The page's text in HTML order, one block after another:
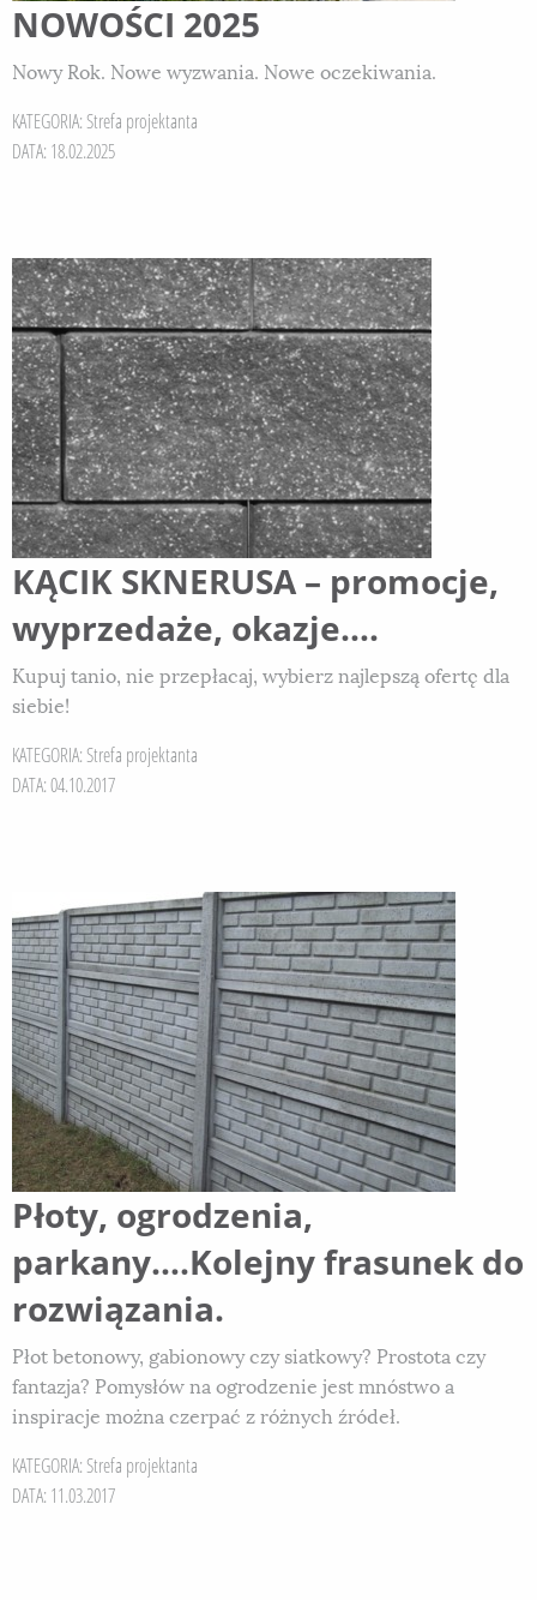
NOWOŚCI 2025
Nowy Rok. Nowe wyzwania. Nowe oczekiwania.
KATEGORIA: Strefa projektanta
DATA: 18.02.2025
KĄCIK SKNERUSA – promocje,
wyprzedaże, okazje….
Kupuj tanio, nie przepłacaj, wybierz najlepszą ofertę dla
siebie!
KATEGORIA: Strefa projektanta
DATA: 04.10.2017
Płoty, ogrodzenia,
parkany….Kolejny frasunek do
rozwiązania.
Płot betonowy, gabionowy czy siatkowy? Prostota czy
fantazja? Pomysłów na ogrodzenie jest mnóstwo a
inspiracje można czerpać z różnych źródeł.
KATEGORIA: Strefa projektanta
DATA: 11.03.2017